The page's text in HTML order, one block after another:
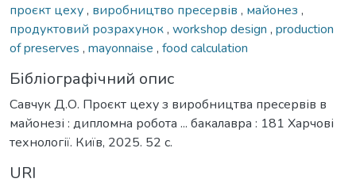
проєкт цеху, виробництво пресервів , майонез ,
продуктовий розрахунок, workshop design , production
of preserves , mayonnaise , food calculation
Бібліографічний опис
Савчук Д.О. Проєкт цеху з виробництва пресервів в
майонезі : дипломна робота ... бакалавра : 181 Харчові
технології. Київ, 2025. 52 с.
URI